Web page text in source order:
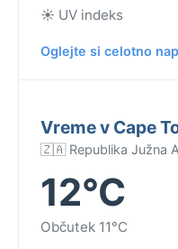
☀️ UV indeks
Oglejte si celotno
Vreme v Cape
🇿🇦 Republika Južna
12°C
Občutek 11°C